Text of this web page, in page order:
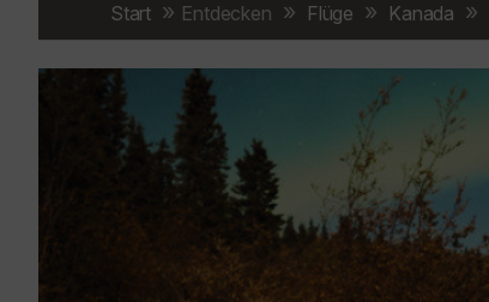
Start Entdecken Flüge Kanada